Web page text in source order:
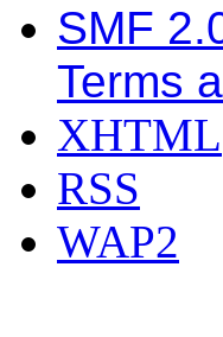
SMF
Terms
XHTML
RSS
WAP2